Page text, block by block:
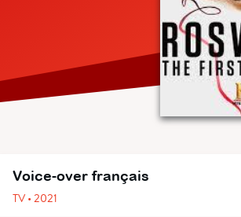
Voice-over français
TV • 2021